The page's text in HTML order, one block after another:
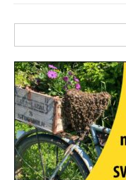
efter: